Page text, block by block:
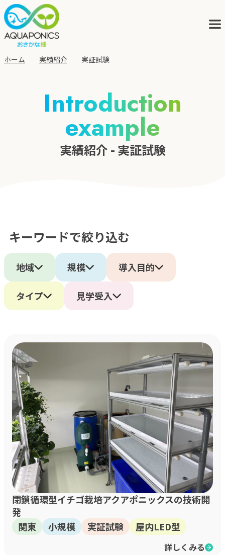
採用
よくある質問
オンラインストア
アクアポニックス説明会
ホーム 実績紹介 実証試験
Introduction
example
実績紹介 - 実証試験
キーワードで絞り込む
地域 規模 導入目的
タイプ 見学受入
閉鎖循環型イチゴ栽培アクアポニックスの技術開
発
関東
小規模 実証試験 屋内LED型
詳しくみる